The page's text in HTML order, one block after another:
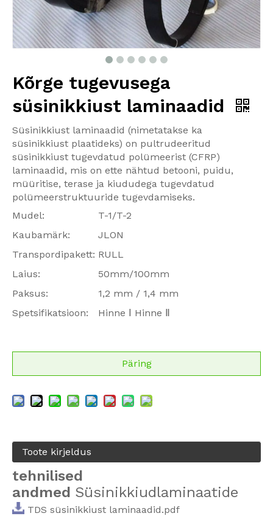
Kõrge tugevusega
süsinikkiust laminaadid
Süsinikkiust laminaadid (nimetatakse ka
süsinikkiust plaatideks) on pultrudeeritud
süsinikkiust tugevdatud polümeerist (CFRP)
laminaadid, mis on ette nähtud betooni, puidu,
müüritise, terase ja kiududega tugevdatud
polümeerstruktuuride tugevdamiseks.
Mudel:
T-1/T-2
Kaubamärk:
JLON
Transpordipakett: RULL
Laius:
50mm/100mm
Paksus:
1,2 mm / 1,4 mm
Spetsifikatsioon:
Hinne Ⅰ Hinne Ⅱ
Päring
Toote kirjeldus
tehnilised
andmed Süsinikkiudlaminaatide
TDS süsinikkiust laminaadid.pdf